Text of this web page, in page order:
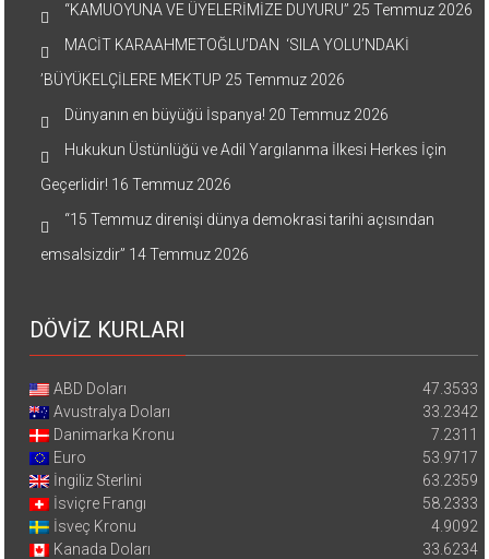
“KAMUOYUNA VE ÜYELERİMİZE DUYURU” 25 Temmuz 2026
MACİT KARAAHMETOĞLU’DAN ‘SILA YOLU’NDAKİ
’BÜYÜKELÇİLERE MEKTUP 25 Temmuz 2026
Dünyanın en büyüğü İspanya! 20 Temmuz 2026
Hukukun Üstünlüğü ve Adil Yargılanma İlkesi Herkes İçin
Geçerlidir! 16 Temmuz 2026
“15 Temmuz direnişi dünya demokrasi tarihi açısından
emsalsizdir” 14 Temmuz 2026
DÖVİZ KURLARI
ABD Doları
47.3533
Avustralya Doları
33.2342
Danimarka Kronu
7.2311
Euro
53.9717
İngiliz Sterlini
63.2359
İsviçre Frangı
58.2333
İsveç Kronu
4.9092
Kanada Doları
33.6234